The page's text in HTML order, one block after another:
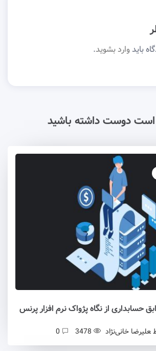
بایدوارد بشوید.
دوست داشته باشید
حسابداری از نگاه پژواک نرم افزار پرنس
علیرضا خانی‌نژاد